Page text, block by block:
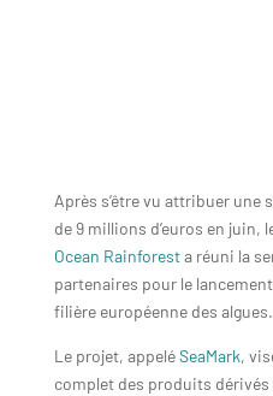
Après s’être vu attribuer une
de 9 millions d’euros en
Ocean Rainforesta réuni la
partenaires pour le
filière européenne des algues.
Le projet, appeléSeaMark,
complet des produits dérivés